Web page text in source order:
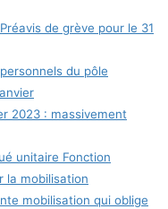
de grève pour le 31
du pôle
2023 : massivement
unitaire Fonction
la mobilisation
mobilisation qui oblige